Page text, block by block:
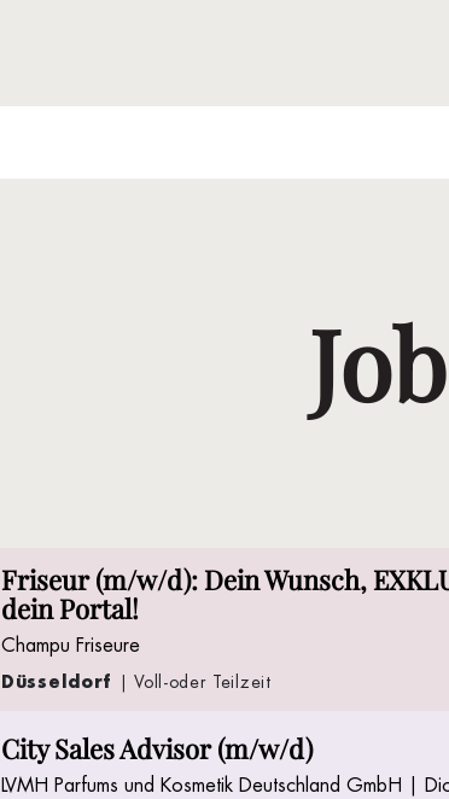
Friseur (m/w/d): Dein Wunsch,
dein Portal!
Champu Friseure
Düsseldorf | Voll-oder Teilzeit
City Sales Advisor (m/w/d)
LVMH Parfums und Kosmetik Deutschland GmbH |